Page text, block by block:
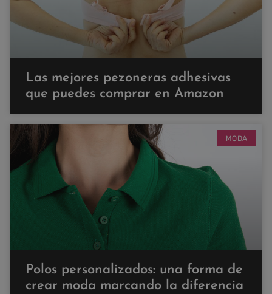
Las mejores pezoneras adhesivas
que puedes comprar en Amazon
MODA
Polos personalizados: una forma de
crear moda marcando la diferencia